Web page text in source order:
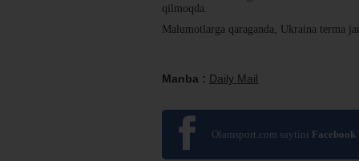
qilmoqda.
Malumotlarga qaraganda, Ukraina terma
Manba : Daily Mail
Olamsport.com saytini Facebook